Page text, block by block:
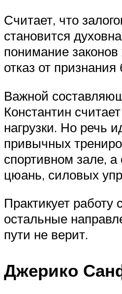
Считает, что
становится
понимание
отказ от признания
Важной
Константин
нагрузки. Но речь
привычных
спортивном зале, а
цюань, силовых
Практикует
остальные
пути не верит.
Джерико